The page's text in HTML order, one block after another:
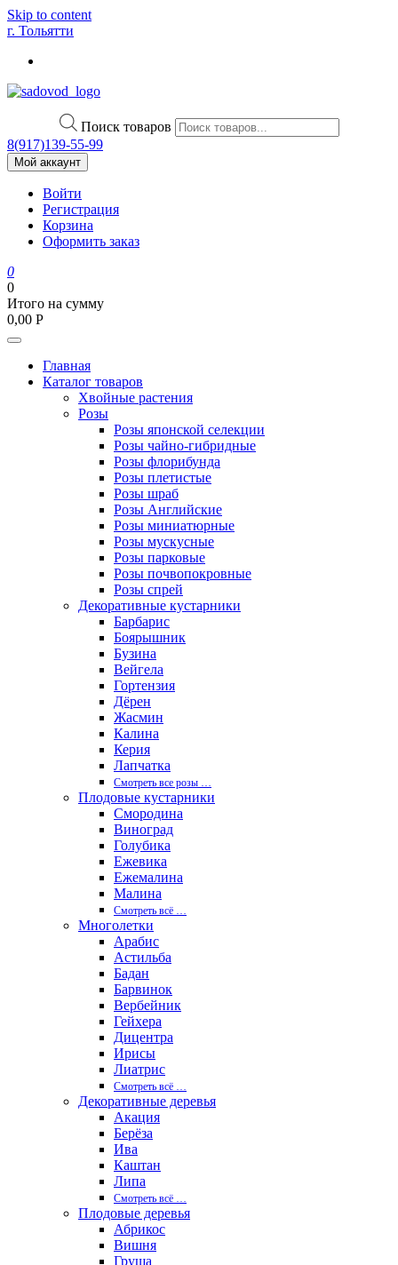
Skip to content
г. Тольятти
Поиск товаров
8(917)139‑55-99
Мой аккаунт
Войти
Регистрация
Корзина
Оформить заказ
0
0
Итого на сумму
0,00 Р
Главная
Каталог товаров
Хвойные растения
Розы
Розы японской селекции
Розы чайно-гибридные
Розы флорибунда
Розы плетистые
Розы шраб
Розы Английские
Розы миниатюрные
Розы мускусные
Розы парковые
Розы почвопокровные
Розы спрей
Декоративные кустарники
Барбарис
Боярышник
Бузина
Вейгела
Гортензия
Дёрен
Жасмин
Калина
Керия
Лапчатка
Смотреть все розы …
Плодовые кустарники
Смородина
Виноград
Голубика
Ежевика
Ежемалина
Малина
Смотреть вcё …
Многолетки
Арабис
Астильба
Бадан
Барвинок
Вербейник
Гейхера
Дицентра
Ирисы
Лиатрис
Смотреть вcё …
Декоративные деревья
Акация
Берёза
Ива
Каштан
Липа
Смотреть вcё …
Плодовые деревья
Абрикос
Вишня
Груша